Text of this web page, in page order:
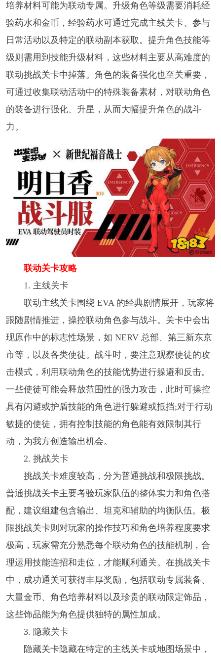
培养材料可能为联动专属。升级角色等级需要消耗经
验药水和金币，经验药水可通过完成主线关卡、参与
日常活动以及特定的联动副本获取。提升角色技能等
级则需用到技能升级材料，这些材料主要从高难度的
联动挑战关卡中掉落。角色的装备强化也至关重要，
可通过收集联动活动中的特殊装备素材，对联动角色
的装备进行强化、升星，从而大幅提升角色的战斗
力。​
联动关卡攻略​
1. 主线关卡​
联动主线关卡围绕 EVA 的经典剧情展开，玩家将
跟随剧情推进，操控联动角色参与战斗。关卡中会出
现原作中的标志性场景，如 NERV 总部、第三新东京
市等，以及各类使徒。战斗时，要注意观察使徒的攻
击模式，利用联动角色的技能优势进行躲避和反击。
一些使徒可能会释放范围性的强力攻击，此时可操控
具有闪避或护盾技能的角色进行躲避或抵挡;对于行动
敏捷的使徒，拥有控制技能的角色能有效限制其行
动，为我方创造输出机会。​
2. 挑战关卡​
挑战关卡难度较高，分为普通挑战和极限挑战。
普通挑战关卡主要考验玩家队伍的整体实力和角色搭
配，建议组建包含输出、坦克和辅助的均衡队伍。极
限挑战关卡则对玩家的操作技巧和角色培养程度要求
极高，玩家需充分熟悉每个联动角色的技能机制，合
理运用技能连招和走位，才能顺利通关。在挑战关卡
中，成功通关可获得丰厚奖励，包括联动专属装备、
大量金币、角色培养材料以及珍贵的联动限定饰品，
这些饰品能为角色提供独特的属性加成。​
3. 隐藏关卡​
隐藏关卡隐藏在特定的主线关卡或地图场景中，